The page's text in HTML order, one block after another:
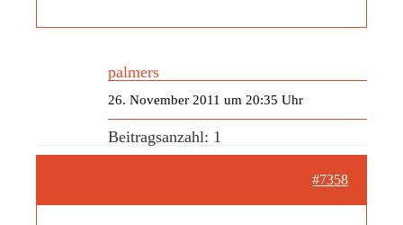
palmers
26. November 2011 um 20:35 Uhr
Beitragsanzahl: 1
#7358